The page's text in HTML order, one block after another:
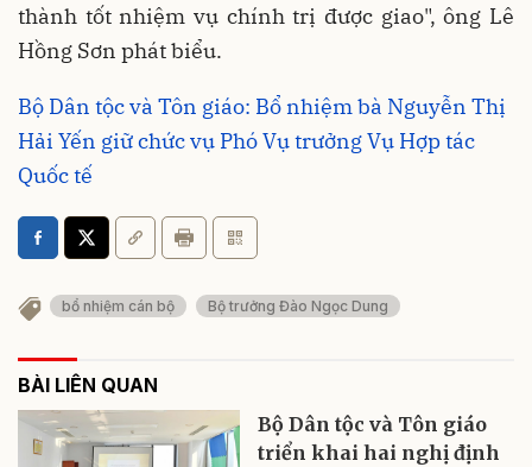
thành tốt nhiệm vụ chính trị được giao", ông Lê
Hồng Sơn phát biểu.
Bộ Dân tộc và Tôn giáo: Bổ nhiệm bà Nguyễn Thị
Hải Yến giữ chức vụ Phó Vụ trưởng Vụ Hợp tác
Quốc tế
bổ nhiệm cán bộ Bộ trưởng Đào Ngọc Dung
BÀI LIÊN QUAN
Bộ Dân tộc và Tôn giáo
triển khai hai nghị định